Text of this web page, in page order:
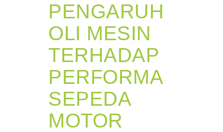
PENGARUH
OLI MESIN
TERHADAP
PERFORMA
SEPEDA
MOTOR